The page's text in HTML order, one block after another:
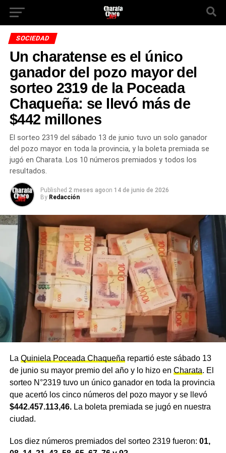
SOCIEDAD
Un charatense es el único
ganador del pozo mayor del
sorteo 2319 de la Poceada
Chaqueña: se llevó más de
$442 millones
El sorteo 2319 del sábado 13 de junio tuvo un solo ganador
del pozo mayor en toda la provincia, y la boleta premiada se
jugó en Charata. Los 10 números premiados y todos los
resultados.
Published 2 meses agoon 14 de junio de 2026
By Redacción
La Quiniela Poceada Chaqueña repartió este sábado 13
de junio su mayor premio del año y lo hizo en Charata. El
sorteo N°2319 tuvo un único ganador en toda la provincia
que acertó los cinco números del pozo mayor y se llevó
$442.457.113,46.La boleta premiada se jugó en nuestra
ciudad.
Los diez números premiados del sorteo 2319 fueron: 01,